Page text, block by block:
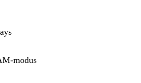
modus